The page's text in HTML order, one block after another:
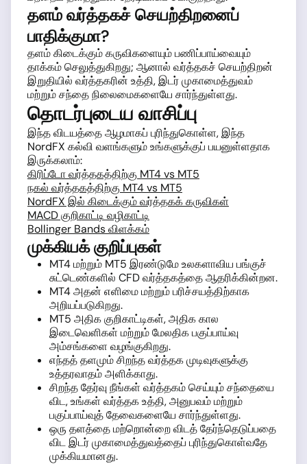
தளம் வர்த்தகச் செயற்திறனைப்
பாதிக்குமா?
தளம் கிடைக்கும் கருவிகளையும் பணிப்பாய்வையும்
தாக்கம் செலுத்துகிறது; ஆனால் வர்த்தகச் செயற்திறன்
இறுதியில் வர்த்தகரின் உத்தி, இடர் முகாமைத்துவம்
மற்றும் சந்தை நிலைமைகளையே சார்ந்துள்ளது.
தொடர்புடைய வாசிப்பு
இந்த விடயத்தை ஆழமாகப் புரிந்துகொள்ள, இந்த
NordFX கல்வி வளங்களும் உங்களுக்குப் பயனுள்ளதாக
இருக்கலாம்:
கிரிப்டோ வர்த்தகத்திற்கு MT4 vs MT5
நகல் வர்த்தகத்திற்கு MT4 vs MT5
NordFX இல் கிடைக்கும் வர்த்தகக் கருவிகள்
MACD குறிகாட்டி வழிகாட்டி
Bollinger Bands விளக்கம்
முக்கியக் குறிப்புகள்
MT4 மற்றும் MT5 இரண்டுமே உலகளாவிய பங்குச்
சுட்டெண்களில் CFD வர்த்தகத்தை ஆதரிக்கின்றன.
MT4 அதன் எளிமை மற்றும் பரிச்சயத்திற்காக
அறியப்படுகிறது.
MT5 அதிக குறிகாட்டிகள், அதிக கால
இடைவெளிகள் மற்றும் மேலதிக பகுப்பாய்வு
அம்சங்களை வழங்குகிறது.
எந்தத் தளமும் சிறந்த வர்த்தக முடிவுகளுக்கு
உத்தரவாதம் அளிக்காது.
சிறந்த தேர்வு நீங்கள் வர்த்தகம் செய்யும் சந்தையை
விட, உங்கள் வர்த்தக உத்தி, அனுபவம் மற்றும்
பகுப்பாய்வுத் தேவைகளையே சார்ந்துள்ளது.
ஒரு தளத்தை மற்றொன்றை விடத் தேர்ந்தெடுப்பதை
விட இடர் முகாமைத்துவத்தைப் புரிந்துகொள்வதே
முக்கியமானது.